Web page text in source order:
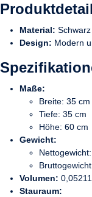
Material:
Design: Modern
Maße:
Breite: 35 cm
Tiefe: 35 cm
Höhe: 60 cm
Gewicht:
Volumen:
Stauraum: